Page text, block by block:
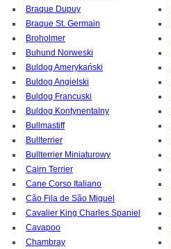
Braque Dupuy
Braque St. Germain
Broholmer
Buhund Norweski
Buldog Amerykański
Buldog Angielski
Buldog Francuski
Buldog Kontynentalny
Bullmastiff
Bullterrier
Bullterrier Miniaturowy
Cairn Terrier
Cane Corso Italiano
Cão Fila de São Miguel
Cavalier King Charles Spaniel
Cavapoo
Chambray